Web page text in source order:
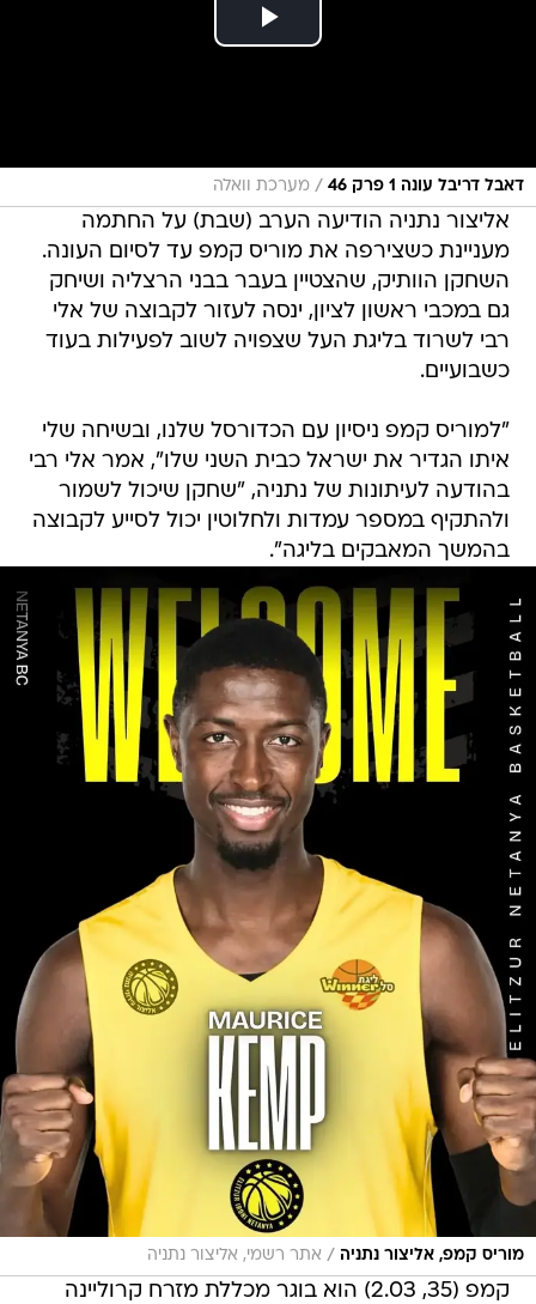
דאבל דריבל עונה 1 פרק 46 / מערכת וואלה
אליצור נתניה הודיעה הערב (שבת) על החתמה
מעניינת כשצירפה את מוריס קמפ עד לסיום העונה.
השחקן הוותיק, שהצטיין בעבר בבני הרצליה ושיחק
גם במכבי ראשון לציון, ינסה לעזור לקבוצה של אלי
רבי לשרוד בליגת העל שצפויה לשוב לפעילות בעוד
כשבועיים.
"למוריס קמפ ניסיון עם הכדורסל שלנו, ובשיחה שלי
איתו הגדיר את ישראל כבית השני שלו", אמר אלי רבי
בהודעה לעיתונות של נתניה, "שחקן שיכול לשמור
ולהתקיף במספר עמדות ולחלוטין יכול לסייע לקבוצה
בהמשך המאבקים בליגה".
מוריס קמפ, אליצור נתניה / אתר רשמי, אליצור נתניה
קמפ (35, 2.03) הוא בוגר מכללת מזרח קרוליינה